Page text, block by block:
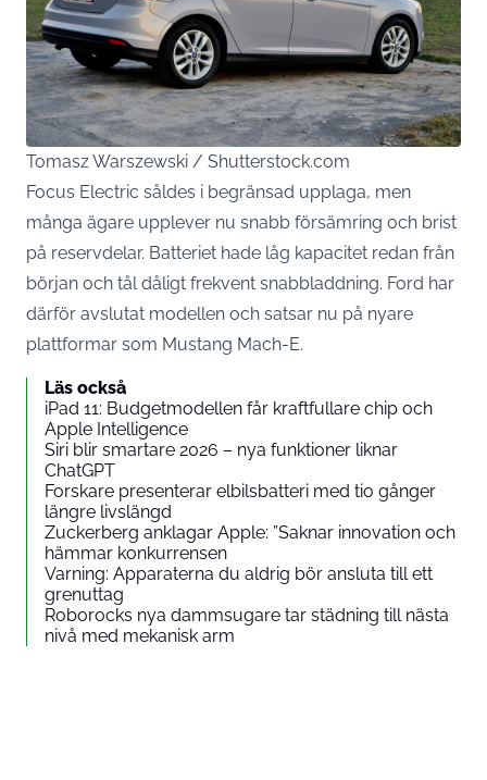
Tomasz Warszewski / Shutterstock.com
Focus Electric såldes i begränsad upplaga, men
många ägare upplever nu snabb försämring och brist
på reservdelar. Batteriet hade låg kapacitet redan från
början och tål dåligt frekvent snabbladdning. Ford har
därför avslutat modellen och satsar nu på nyare
plattformar som Mustang Mach-E.
Läs också
iPad 11: Budgetmodellen får kraftfullare chip och
Apple Intelligence
Siri blir smartare 2026 – nya funktioner liknar
ChatGPT
Forskare presenterar elbilsbatteri med tio gånger
längre livslängd
Zuckerberg anklagar Apple: ”Saknar innovation och
hämmar konkurrensen
Varning: Apparaterna du aldrig bör ansluta till ett
grenuttag
Roborocks nya dammsugare tar städning till nästa
nivå med mekanisk arm